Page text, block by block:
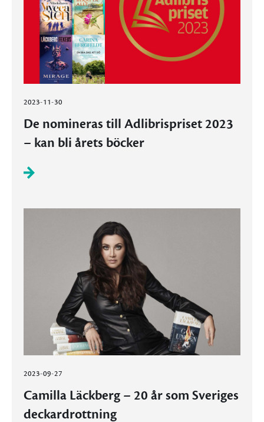
2023-11-30
De nomineras till Adlibrispriset 2023
– kan bli årets böcker
2023-09-27
Camilla Läckberg – 20 år som Sveriges
deckardrottning